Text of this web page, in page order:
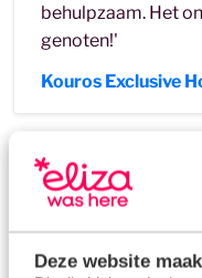
Deze website
behulpzaam. Het
genoten!'
Kouros Exclusive
'Heel mooi, rustig
goed toegankelijk.
op de bergen.'
Son Calo-